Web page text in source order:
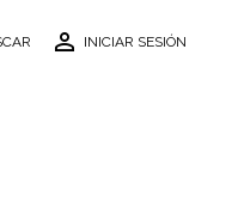
person_outline INICIAR SESIÓN